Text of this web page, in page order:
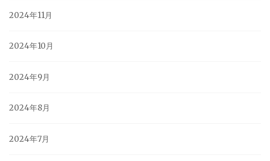
2024年11月
2024年10月
2024年9月
2024年8月
2024年7月